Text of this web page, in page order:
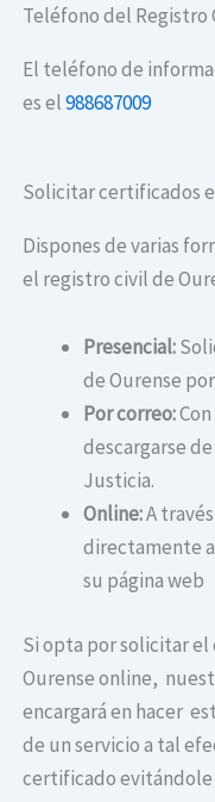
Teléfono del Registro
El teléfono de
es el988687009
Solicitar certificados
Dispones de varias
el registro civil de
Presencial:
de Ourense
Por correo:
descargarse
Justicia.
Online:A
directamente
su página web
Si opta por solicitar
Ourense online,
encargará en hacer
de un servicio a tal
certificado evitándole